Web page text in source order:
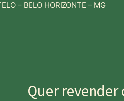
– BELO HORIZONTE – MG
Quer revender